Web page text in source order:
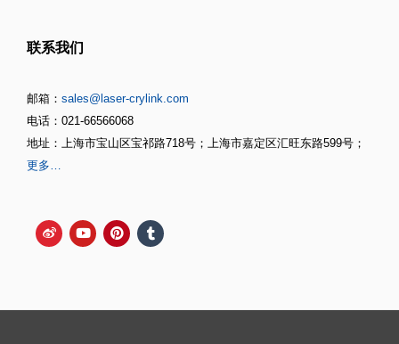
联系我们
邮箱： sales@laser-crylink.com
电话：021-66566068
地址：上海市宝山区宝祁路718号；上海市嘉定区汇旺东路599号；
更多…